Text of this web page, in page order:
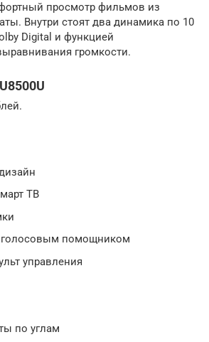
просмотр фильмов из
Внутри стоят два динамика по 10
Digital и функцией
громкости.
ТВ
голосовым помощником
управления
по углам